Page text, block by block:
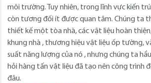
môi trường. Tuy nhiên, trong lĩnh vực kiến
còn tương đối ít được quan tâm. Chúng ta
thiết kế một tòa nhà, các vật liệu hoàn
khung nhà , thương hiệu vật liệu ốp tường,
suất năng lượng của nó , nhưng chúng ta
hỏi hàng tấn vật liệu đã tạo nên công trình
đâu.